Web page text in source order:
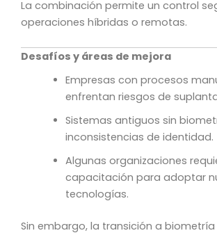
La combinación permite un control
operaciones híbridas o remotas.
Desafíos y áreas de mejora
Empresas con procesos
enfrentan riesgos de
Sistemas antiguos sin
inconsistencias de identidad.
Algunas organizaciones
capacitación para adoptar
tecnologías.
Sin embargo, la transición a